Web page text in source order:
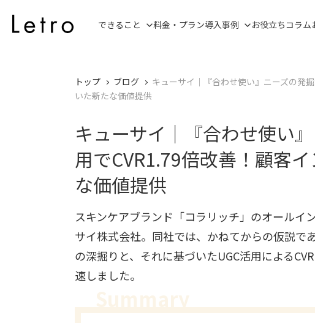
できること 料金・プラン導入事例 お役立ちコラム
トップ ブログ
キューサイ｜『合わせ使い』ニーズの発
いた新たな価値提供
キューサイ｜『合わせ使い
用でCVR1.79倍改善！顧客
な価値提供
スキンケアブランド「コラリッチ」のオールイ
サイ株式会社。同社では、かねてからの仮説で
の深掘りと、それに基づいたUGC活用による
速しました。